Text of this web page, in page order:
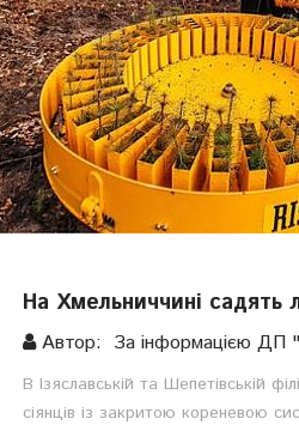
На Хмельниччині
Автор: За інформацією ДП
В Ізяславській та Шепетівській
сіянців із закритою кореневою